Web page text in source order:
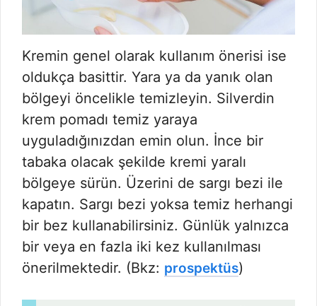
Kremin genel olarak kullanım önerisi ise
oldukça basittir. Yara ya da yanık olan
bölgeyi öncelikle temizleyin. Silverdin
krem pomadı temiz yaraya
uyguladığınızdan emin olun. İnce bir
tabaka olacak şekilde kremi yaralı
bölgeye sürün. Üzerini de sargı bezi ile
kapatın. Sargı bezi yoksa temiz herhangi
bir bez kullanabilirsiniz. Günlük yalnızca
bir veya en fazla iki kez kullanılması
önerilmektedir. (Bkz: prospektüs)